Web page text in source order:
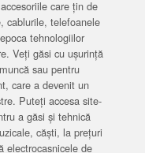
care țin de
cablurile, telefoanele
tehnologiilor
Veți găsi cu ușurință
sau pentru
care a devenit un
Puteți accesa site-
a găsi și tehnică
căști, la prețuri
electrocasnicele de